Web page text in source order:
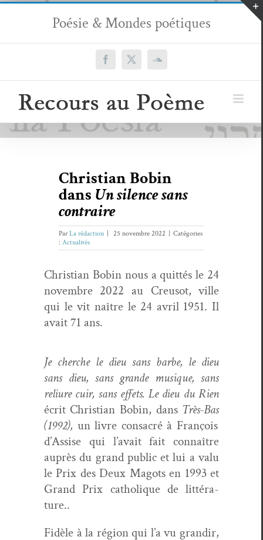
Passer
contenu
Poésie & Mondes poétiques
Facebook
X SoundCloud
Christian Bobin
dans Un silence sans
contraire
ParLa rédaction 25 novembre 2022
Catégories
: Actualités
Chris­t­ian Bobin nous a quit­tés le 24
novem­bre 2022 au Creusot, ville
qui le vit naître le 24 avril 1951. Il
avait 71 ans.
Je cherche le dieu sans barbe, le dieu
sans dieu, sans grande musique, sans
reli­ure cuir, sans effets. Le dieu du Rien
écrit Chris­t­ian Bobin, dans Très-Bas
(1992), un livre con­sacré à François
d’As­sise qui l’avait fait con­naître
auprès du grand pub­lic et lui a valu
le Prix des Deux Magots en 1993 et
Grand Prix catholique de lit­téra­
ture..
Fidèle à la région qui l’a vu grandir,